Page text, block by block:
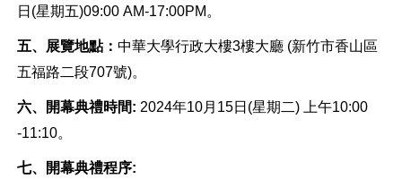
日(星期五)09:00 AM-17:00PM。
五、展覽地點： 中華大學行政大樓3樓大廳 (新竹市香山區
五福路二段707號)。
六、開幕典禮時間: 2024年10月15日(星期二) 上午10:00
-11:10。
七、開幕典禮程序: